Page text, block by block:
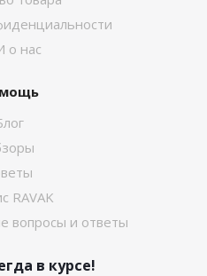
о нас
RAVAK
вопросы и ответы
в курсе!